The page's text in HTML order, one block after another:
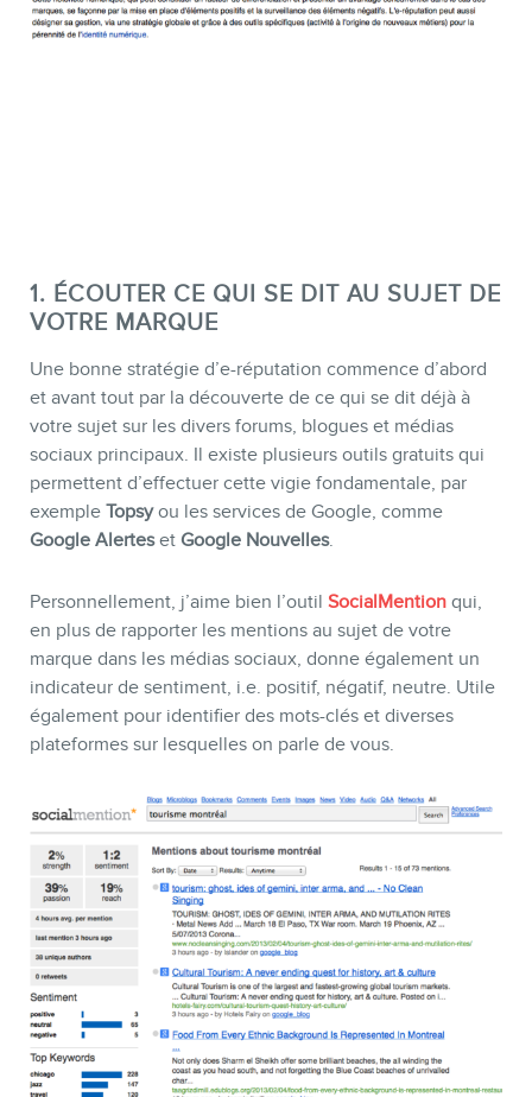
BLOGUE
CONTACT
1. ÉCOUTER CE QUI SE DIT AU SUJET DE
VOTRE MARQUE
Une bonne stratégie d’e-réputation commence d’abord
et avant tout par la découverte de ce qui se dit déjà à
votre sujet sur les divers forums, blogues et médias
sociaux principaux. Il existe plusieurs outils gratuits qui
permettent d’effectuer cette vigie fondamentale, par
exemple Topsyou les services de Google, comme
Google Alerteset Google Nouvelles.
Personnellement, j’aime bien l’outil SocialMention qui,
en plus de rapporter les mentions au sujet de votre
marque dans les médias sociaux, donne également un
indicateur de sentiment, i.e. positif, négatif, neutre. Utile
également pour identifier des mots-clés et diverses
plateformes sur lesquelles on parle de vous.